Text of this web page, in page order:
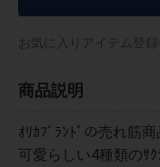
お気に入りアイテム登録
商品説明
ｵﾘｶﾌﾞﾗﾝﾄﾞの売れ筋
可愛らしい4種類のｻｸ